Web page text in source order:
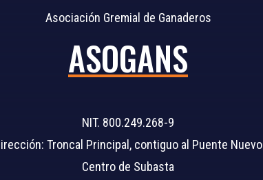
Asociación Gremial de Ganaderos
ASOGANS
NIT. 800.249.268-9
Troncal Principal, contiguo al Puente Nuevo
Centro de Subasta